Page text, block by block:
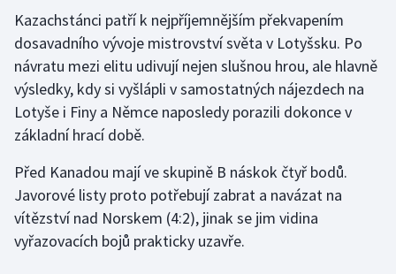
Golf
Gymnastika
Jezdectví
Judo
Kazachstánci patří k nejpříjemnějším překvapením
dosavadního vývoje mistrovství světa v Lotyšsku. Po
návratu mezi elitu udivují nejen slušnou hrou, ale hlavně
výsledky, kdy si vyšlápli v samostatných nájezdech na
Lotyše i Finy a Němce naposledy porazili dokonce v
základní hrací době.
Před Kanadou mají ve skupině B náskok čtyř bodů.
Javorové listy proto potřebují zabrat a navázat na
vítězství nad Norskem (4:2), jinak se jim vidina
vyřazovacích bojů prakticky uzavře.